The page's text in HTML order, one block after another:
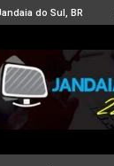
do Sul, BR